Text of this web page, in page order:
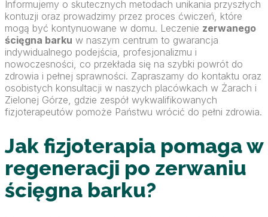
Informujemy o skutecznych metodach unikania przyszłych
kontuzji oraz prowadzimy przez proces ćwiczeń, które
mogą być kontynuowane w domu. Leczenie zerwanego
ścięgna barku w naszym centrum to gwarancja
indywidualnego podejścia, profesjonalizmu i
nowoczesności, co przekłada się na szybki powrót do
zdrowia i pełnej sprawności. Zapraszamy do kontaktu oraz
osobistych konsultacji w naszych placówkach w Żarach i
Zielonej Górze, gdzie zespół wykwalifikowanych
fizjoterapeutów pomoże Państwu wrócić do pełni zdrowia.
Jak fizjoterapia pomaga w
regeneracji po zerwaniu
ścięgna barku?